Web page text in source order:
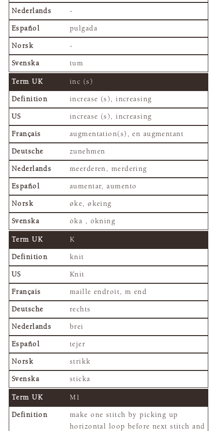
-
pulgada
-
tum
inc (s)
increase (s), increasing
increase (s), increasing
augmentation(s), en augmentant
zunehmen
meerderen, merdering
aumentar, aumento
øke, økeing
öka , ökning
K
knit
Knit
maille endroit, m end
rechts
brei
tejer
strikk
sticka
M1
make one stitch by picking up
horizontal loop before next stitch and